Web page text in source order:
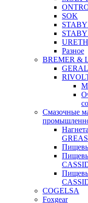
SOK
Разное
BREMER &
Смазочные
COGELSA
Foxgear